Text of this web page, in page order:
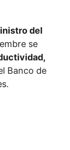
del
se
Banco de